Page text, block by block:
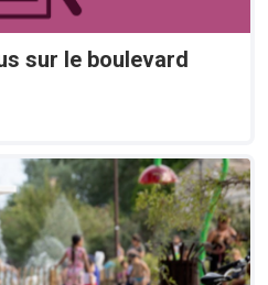
sur le boulevard